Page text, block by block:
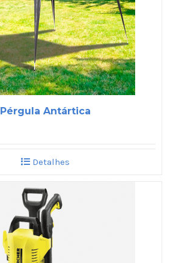
Pérgula Antártica
Detalhes